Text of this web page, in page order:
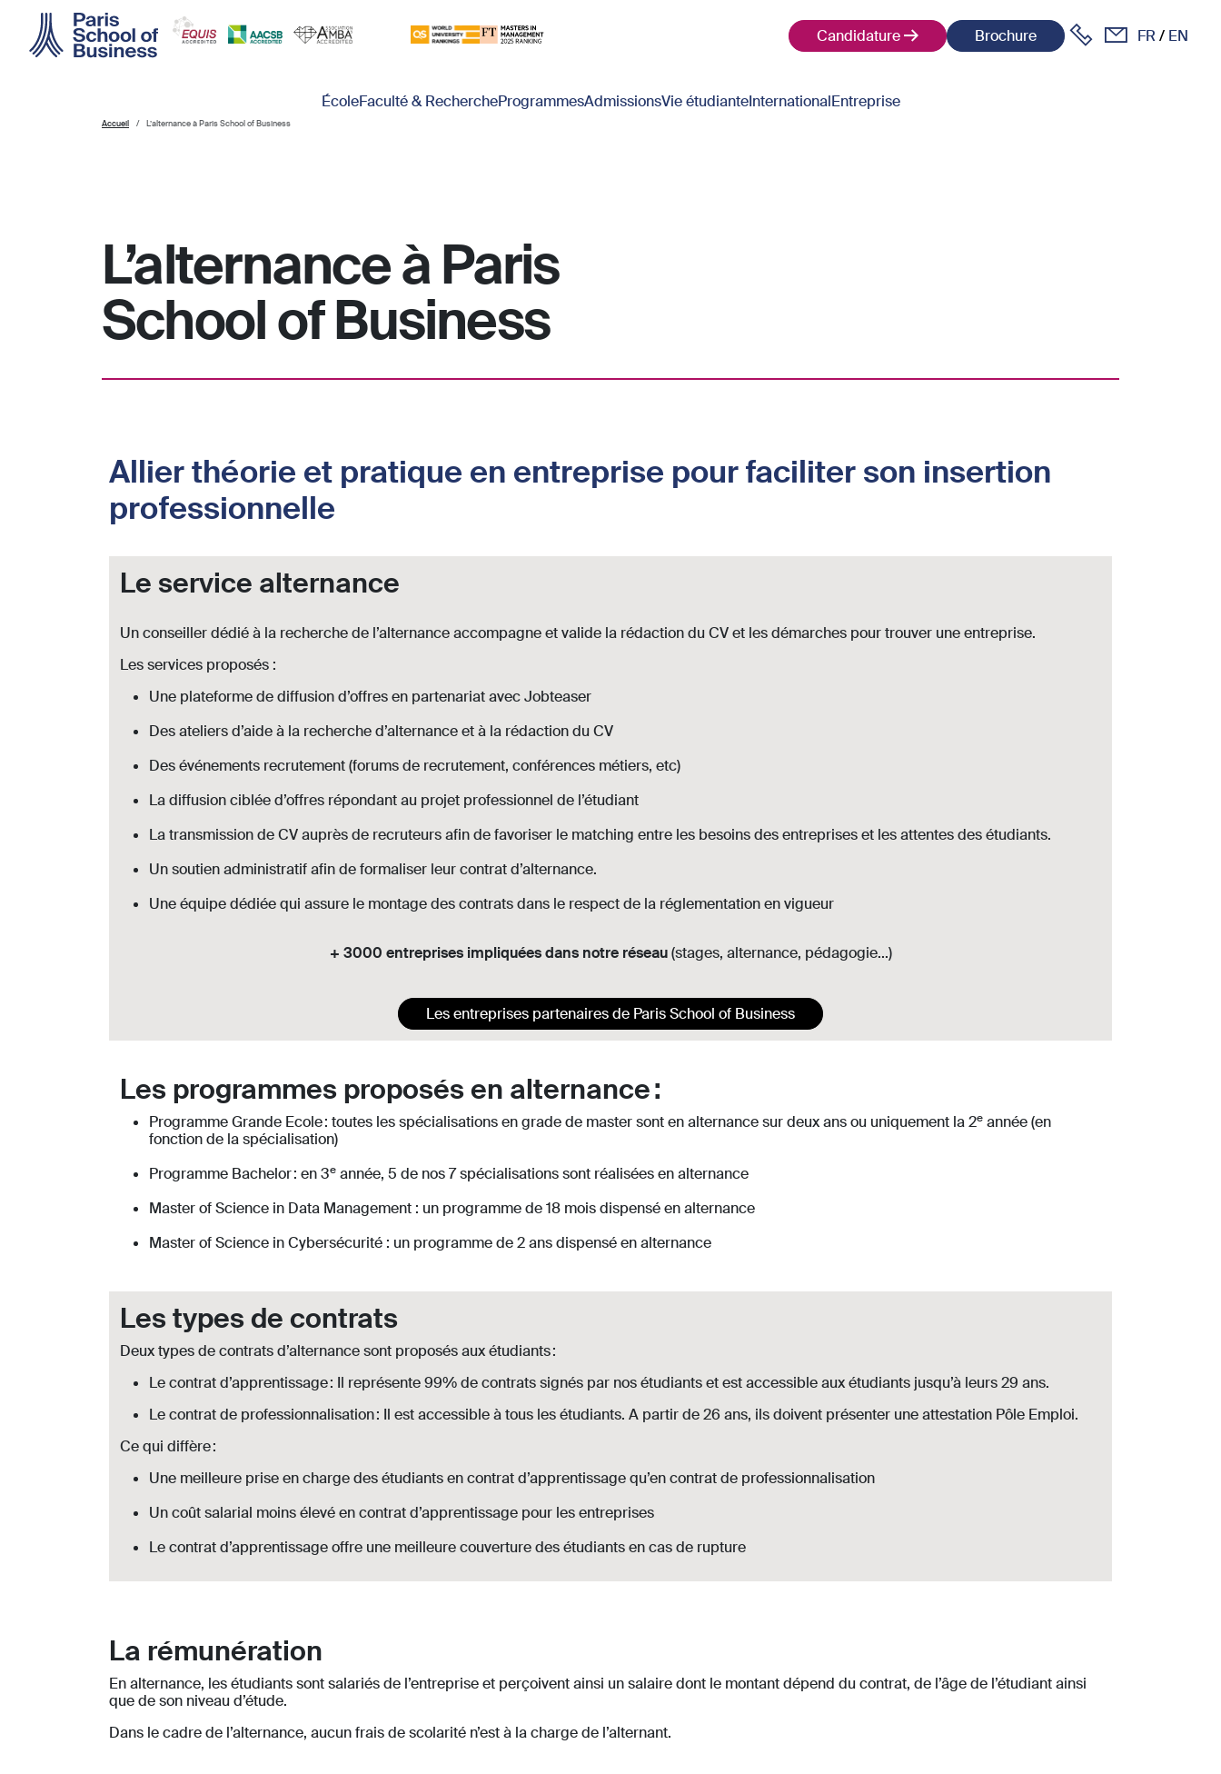
Candidature
Brochure FR EN
ÉcoleFaculté & RechercheProgrammesAdmissionsVie étudianteInternationalEntreprise
Accueil L’alternance à Paris School of Business
L’alternance à Paris
School of Business
Allier théorie et pratique en entreprise pour faciliter son insertion
professionnelle
Le service alternance
Un conseiller dédié à la recherche de l’alternance accompagne et valide la rédaction du CV et les démarches pour trouver une entreprise.
Les services proposés :
Une plateforme de diffusion d’offres en partenariat avec Jobteaser
Des ateliers d’aide à la recherche d’alternance et à la rédaction du CV
Des événements recrutement (forums de recrutement, conférences métiers, etc)
La diffusion ciblée d’offres répondant au projet professionnel de l’étudiant
La transmission de CV auprès de recruteurs afin de favoriser le matching entre les besoins des entreprises et les attentes des étudiants.
Un soutien administratif afin de formaliser leur contrat d’alternance.
Une équipe dédiée qui assure le montage des contrats dans le respect de la réglementation en vigueur
+ 3000 entreprises impliquées dans notre réseau(stages, alternance, pédagogie...)
Les entreprises partenaires de Paris School of Business
Les programmes proposés en alternance :
Programme Grande Ecole : toutes les spécialisations en grade de master sont en alternance sur deux ans ou uniquement la 2e année (en
fonction de la spécialisation)
Programme Bachelor : en 3e année, 5 de nos 7 spécialisations sont réalisées en alternance
Master of Science in Data Management : un programme de 18 mois dispensé en alternance
Master of Science in Cybersécurité : un programme de 2 ans dispensé en alternance
Les types de contrats
Deux types de contrats d’alternance sont proposés aux étudiants :
Le contrat d’apprentissage : Il représente 99% de contrats signés par nos étudiants et est accessible aux étudiants jusqu’à leurs 29 ans.
Le contrat de professionnalisation : Il est accessible à tous les étudiants. A partir de 26 ans, ils doivent présenter une attestation Pôle Emploi.
Ce qui diffère :
Une meilleure prise en charge des étudiants en contrat d’apprentissage qu’en contrat de professionnalisation
Un coût salarial moins élevé en contrat d’apprentissage pour les entreprises
Le contrat d’apprentissage offre une meilleure couverture des étudiants en cas de rupture
La rémunération
En alternance, les étudiants sont salariés de l’entreprise et perçoivent ainsi un salaire dont le montant dépend du contrat, de l’âge de l’étudiant ainsi
que de son niveau d’étude.
Dans le cadre de l’alternance, aucun frais de scolarité n’est à la charge de l’alternant.